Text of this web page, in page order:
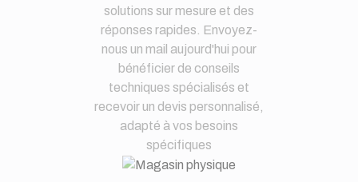
solutions sur mesure et des
réponses rapides. Envoyez-
nous un mail aujourd'hui pour
bénéficier de conseils
techniques spécialisés et
recevoir un devis personnalisé,
adapté à vos besoins
spécifiques